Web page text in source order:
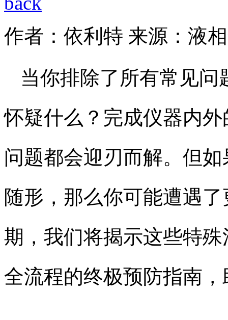
作者：依利特 来源：液
当你排除了所有常见
怀疑什么？完成仪器内
问题都会迎刃而解。但
随形，那么你可能遭遇
期，我们将揭示这些特
全流程的终极预防指南